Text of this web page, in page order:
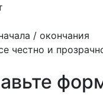
/ окончания
честно и